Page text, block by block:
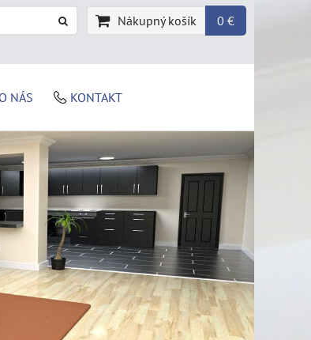
Nákupný košík 0 €
O NÁS KONTAKT